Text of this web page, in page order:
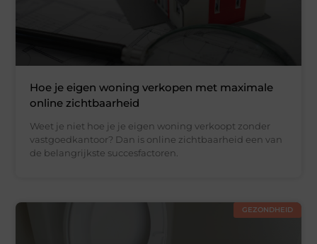
Hoe je eigen woning verkopen met maximale
online zichtbaarheid
Weet je niet hoe je je eigen woning verkoopt zonder
vastgoedkantoor? Dan is online zichtbaarheid een van
de belangrijkste succesfactoren.
GEZONDHEID